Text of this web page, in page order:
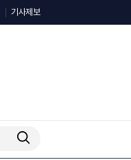
기사제보